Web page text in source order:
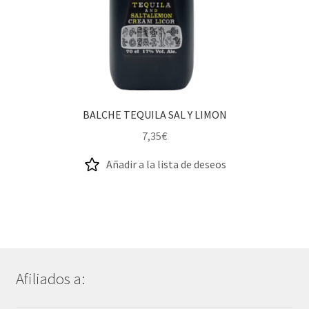
BALCHE TEQUILA SAL Y LIMON
7,35€
Añadir a la lista de deseos
Afiliados a: